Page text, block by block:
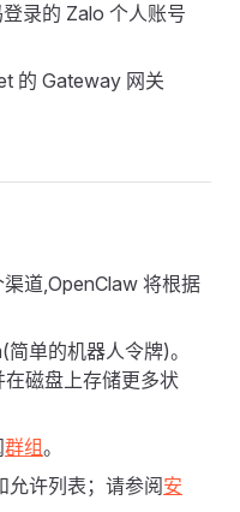
录的 Zalo 个人账号
的 Gateway 网关
道,OpenClaw 将根据
(简单的机器人令牌)。
磁盘上存储更多状
群组。
允许列表；请参阅安